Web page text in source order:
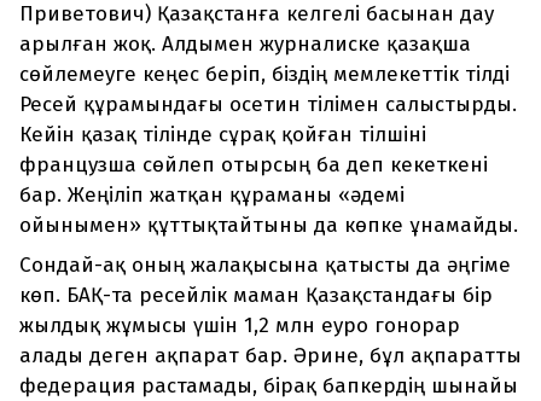
Приветович) Қазақстанға келгелі басынан дау
арылған жоқ. Алдымен журналиске қазақша
сөйлемеуге кеңес беріп, біздің мемлекеттік тілді
Ресей құрамындағы осетин тілімен салыстырды.
Кейін қазақ тілінде сұрақ қойған тілшіні
французша сөйлеп отырсың ба деп кекеткені
бар. Жеңіліп жатқан құраманы «әдемі
ойынымен» құттықтайтыны да көпке ұнамайды.
Сондай-ақ оның жалақысына қатысты да әңгіме
көп. БАҚ-та ресейлік маман Қазақстандағы бір
жылдық жұмысы үшін 1,2 млн еуро гонорар
алады деген ақпарат бар. Әрине, бұл ақпаратты
федерация растамады, бірақ бапкердің шынайы